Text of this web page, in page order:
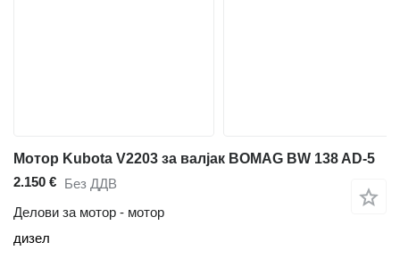
Мотор Kubota V2203 за валјак BOMAG BW 138 AD-5
2.150 € Без ДДВ
Делови за мотор - мотор
дизел